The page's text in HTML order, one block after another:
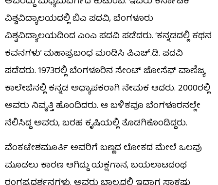
ವಿಶ್ವವಿದ್ಯಾಲಯದಲ್ಲಿ ಬಿಎ ಪದವಿ, ಬೆಂಗಳೂರು
ವಿಶ್ವವಿದ್ಯಾಲಯದಿಂದ ಎಂಎ ಪದವಿ ಪಡೆದರು. ‘ಕನ್ನಡದಲ್ಲಿ ಕಥನ
ಕವನಗಳು’ ಮಹಾಪ್ರಬಂಧ ಮಂಡಿಸಿ ಪಿಎಚ್.ಡಿ. ಪದವಿ
ಪಡೆದರು. 1973ರಲ್ಲಿ ಬೆಂಗಳೂರಿನ ಸೇಂಟ್ ಜೋಸೆಫ್ ವಾಣಿಜ್ಯ
ಕಾಲೇಜಿನಲ್ಲಿ ಕನ್ನಡ ಅಧ್ಯಾಪಕರಾಗಿ ನೇಮಕ ಆದರು. 2000ರಲ್ಲಿ
ಅವರು ನಿವೃತ್ತಿ ಹೊಂದಿದರು. ಆ ಬಳಿಕವೂ ಬೆಂಗಳೂರನಲ್ಲೇ
ನೆಲಿಸಿದ್ದ ಅವರು, ಬರಹ ಕೃಷಿಯಲ್ಲಿ ತೊಡಗಿಕೊಂಡಿದ್ದರು.
ವೆಂಕಟೇಶಮೂರ್ತಿ ಅವರಿಗೆ ಬಣ್ಣದ ಲೋಕದ ಮೇಲೆ ಒಲವು
ಮೂಡಲು ಕಾರಣ ಆಗಿದ್ದು ಯಕ್ಷಗಾನ, ಬಯಲಾಟದಂಥ